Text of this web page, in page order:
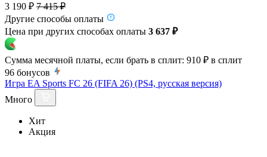
3 190 ₽ 7 415 ₽
Другие способы оплаты
Цена при других способах оплаты 3 637 ₽
Сумма месячной платы, если брать в сплит: 910 ₽ в сплит
96 бонусов
Игра EA Sports FC 26 (FIFA 26) (PS4, русская версия)
Много
Хит
Акция